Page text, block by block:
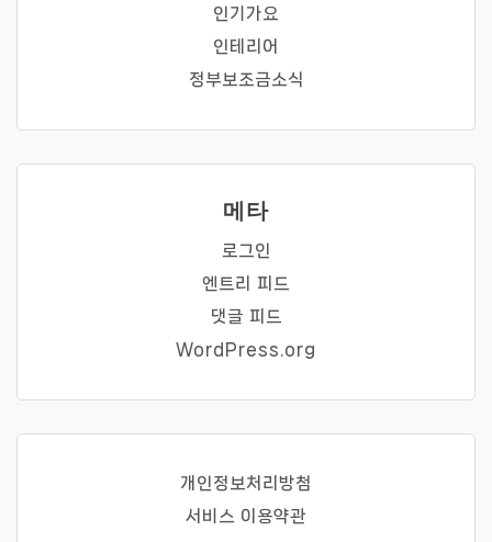
인기가요
인테리어
정부보조금소식
메타
로그인
엔트리 피드
댓글 피드
WordPress.org
개인정보처리방첨
서비스 이용약관